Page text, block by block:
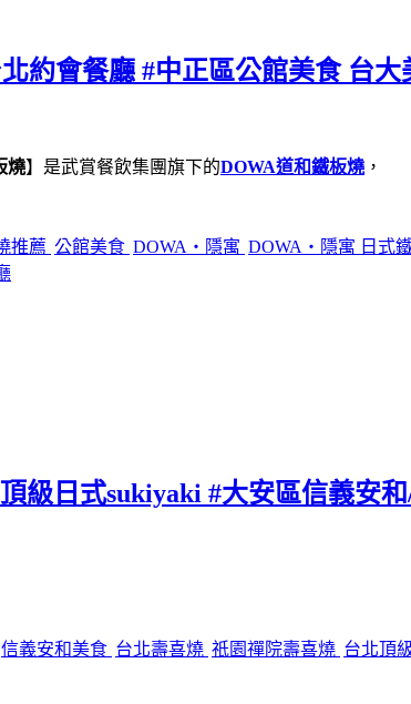
約會餐廳 #中正區公館美食 台大
燒】是武賞餐飲集團旗下的DOWA道和鐵板燒 ，
推薦 公館美食 DOWA・隱寓 DOWA・隱寓 日式
級日式sukiyaki #大安區信義安
信義安和美食 台北壽喜燒 祇園禪院壽喜燒 台北頂